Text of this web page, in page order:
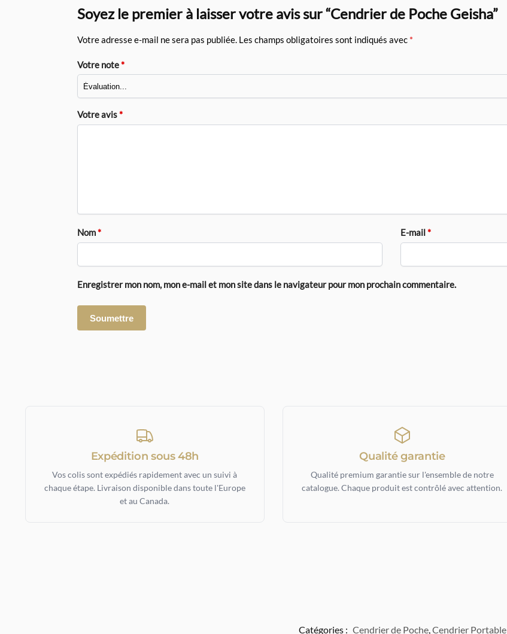
Soyez le premier à laisser votre avis sur “Cendrier de Poche Geisha”
Votre adresse e-mail ne sera pas publiée. Les champs obligatoires sont indiqués avec *
Votre note*
Votre avis*
Nom* E-mail*
Enregistrer mon nom, mon e-mail et mon site dans le navigateur pour mon prochain commentaire.
Expédition sous 48h
Vos colis sont expédiés rapidement avec un suivi à
chaque étape. Livraison disponible dans toute l'Europe
et au Canada.
Qualité garantie
Qualité premium garantie sur l'ensemble de notre
catalogue. Chaque produit est contrôlé avec attention.
Catégories : Cendrier de Poche, Cendrier Portable